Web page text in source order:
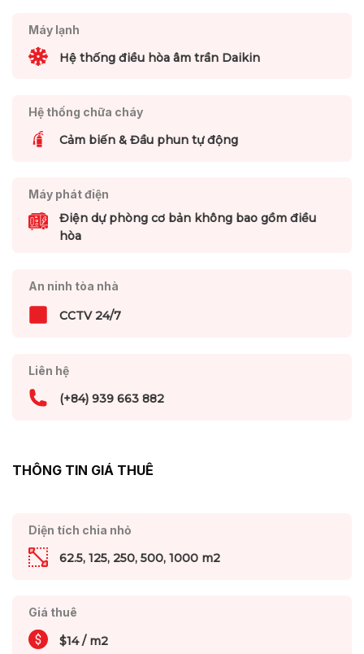
Máy lạnh
Hệ thống điều hòa âm trần Daikin
Hệ thống chữa cháy
Cảm biến & Đầu phun tự động
Máy phát điện
Điện dự phòng cơ bản không bao gồm điều
hòa
An ninh tòa nhà
CCTV 24/7
Liên hệ
(+84) 939 663 882
THÔNG TIN GIÁ THUÊ
Diện tích chia nhỏ
62.5, 125, 250, 500, 1000 m2
Giá thuê
$14 / m2